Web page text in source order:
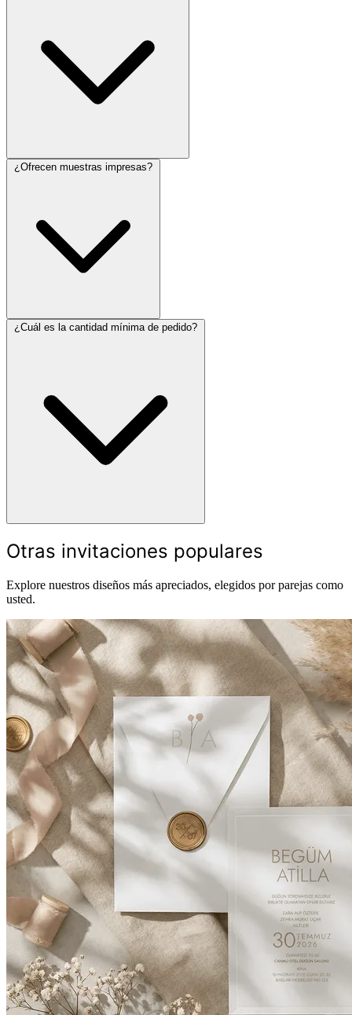
¿Ofrecen muestras impresas?
¿Cuál es la cantidad mínima de pedido?
Otras invitaciones populares
Explore nuestros diseños más apreciados, elegidos por parejas como
usted.